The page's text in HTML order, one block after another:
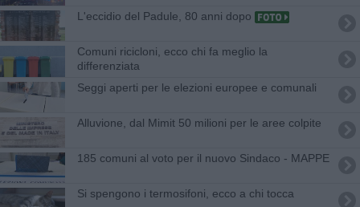
L'eccidio del Padule, 80 anni dopo
Comuni ricicloni, ecco chi fa meglio la
differenziata
Seggi aperti per le elezioni europee e comunali
Alluvione, dal Mimit 50 milioni per le aree colpite
185 comuni al voto per il nuovo Sindaco - MAPPE
Si spengono i termosifoni, ecco a chi tocca